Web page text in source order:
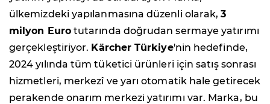
ülkemizdeki yapılanmasına düzenli olarak,3
milyon Eurotutarında doğrudan sermaye yatırımı
gerçekleştiriyor. Kärcher Türkiye'nin hedefinde,
2024 yılında tüm tüketici ürünleri için satış sonrası
hizmetleri, merkezî ve yarı otomatik hale getirecek
perakende onarım merkezi yatırımı var. Marka, bu